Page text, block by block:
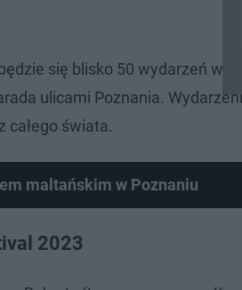
się blisko 50 wydarzeń w
ulicami Poznania.
całego świata.
maltańskim w Poznaniu
2023